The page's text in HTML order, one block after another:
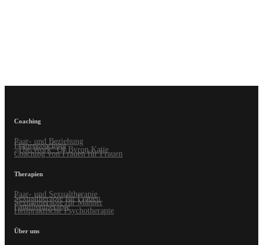
Coaching
Paar- und Beziehung
Frauencoaching
„The Work“ Of Byron Katie
Coaching von Frauen für Frauen
Therapien
Paar- und Sexualtherapie
Sexualtherapie für Frauen
Sexualtherapie für Männer
Familientherapie
Heilpraktische Psychotherapie
Über uns